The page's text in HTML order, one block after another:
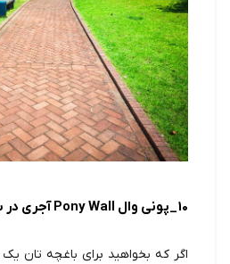
10_پونی وال Pony Wall آجری در باغچه
اگر که بخواهید برای باغچه تان